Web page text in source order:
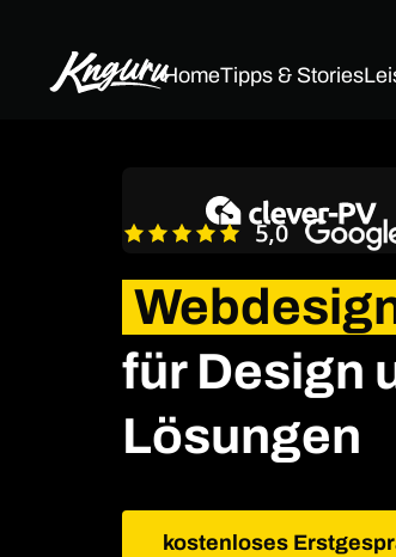
HomeTipps & Stories
für Design
Lösungen
kostenloses